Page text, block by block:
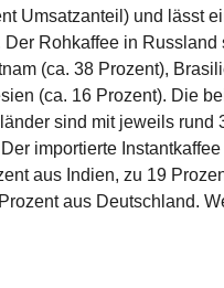
Umsatzanteil) und lässt
Der Rohkaffee in Russland
(ca. 38 Prozent),
(ca. 16 Prozent). Die
sind mit jeweils rund
importierte Instantkaffee
aus Indien, zu 19
aus Deutschland.